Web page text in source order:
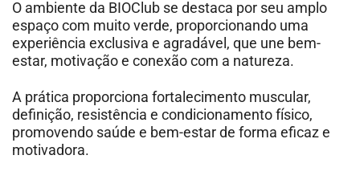
O ambiente da BIOClub se destaca por seu amplo
espaço com muito verde, proporcionando uma
experiência exclusiva e agradável, que une bem-
estar, motivação e conexão com a natureza.
A prática proporciona fortalecimento muscular,
definição, resistência e condicionamento físico,
promovendo saúde e bem-estar de forma eficaz e
motivadora.